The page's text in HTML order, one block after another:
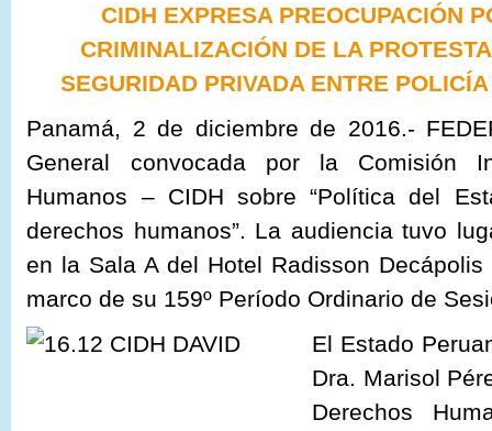
CIDH EXPRESA PREOCUPACIÓN
CRIMINALIZACIÓN DE LA
SEGURIDAD PRIVADA ENTRE
Panamá, 2 de diciembre de 2016.-
General convocada por la Comisión
Humanos – CIDH sobre “Política del
derechos humanos”. La audiencia tuvo
en la Sala A del Hotel Radisson
marco de su 159º Período Ordinario de
El Estado
Dra. Marisol
Derechos